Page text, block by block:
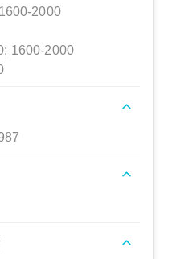
2000
1600-2000